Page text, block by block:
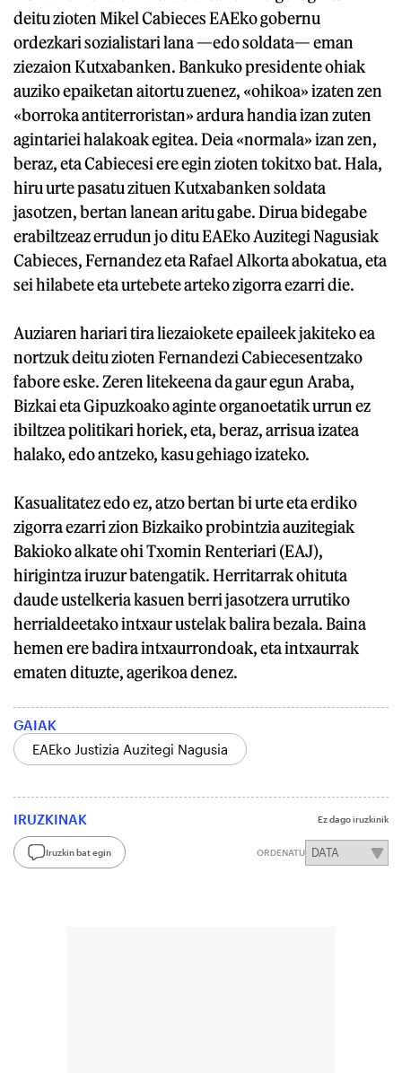
deitu zioten Mikel Cabieces EAEko gobernu
ordezkari sozialistari lana —edo soldata— eman
ziezaion Kutxabanken. Bankuko presidente ohiak
auziko epaiketan aitortu zuenez, «ohikoa» izaten zen
«borroka antiterroristan» ardura handia izan zuten
agintariei halakoak egitea. Deia «normala» izan zen,
beraz, eta Cabiecesi ere egin zioten tokitxo bat. Hala,
hiru urte pasatu zituen Kutxabanken soldata
jasotzen, bertan lanean aritu gabe. Dirua bidegabe
erabiltzeaz errudun jo ditu EAEko Auzitegi Nagusiak
Cabieces, Fernandez eta Rafael Alkorta abokatua, eta
sei hilabete eta urtebete arteko zigorra ezarri die.
Auziaren hariari tira liezaiokete epaileek jakiteko ea
nortzuk deitu zioten Fernandezi Cabiecesentzako
fabore eske. Zeren litekeena da gaur egun Araba,
Bizkai eta Gipuzkoako aginte organoetatik urrun ez
ibiltzea politikari horiek, eta, beraz, arrisua izatea
halako, edo antzeko, kasu gehiago izateko.
Kasualitatez edo ez, atzo bertan bi urte eta erdiko
zigorra ezarri zion Bizkaiko probintzia auzitegiak
Bakioko alkate ohi Txomin Renteriari (EAJ),
hirigintza iruzur batengatik. Herritarrak ohituta
daude ustelkeria kasuen berri jasotzera urrutiko
herrialdeetako intxaur ustelak balira bezala. Baina
hemen ere badira intxaurrondoak, eta intxaurrak
ematen dituzte, agerikoa denez.
GAIAK
EAEko Justizia Auzitegi Nagusia
IRUZKINAK Ez dago iruzkinik
Iruzkin bat egin ORDENATU